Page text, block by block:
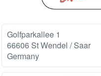
Golfparkallee 1
66606 St Wendel / Saar
Germany